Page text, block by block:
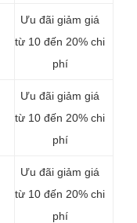
Ưu đãi giảm giá
từ 10 đến 20% chi
phí
Ưu đãi giảm giá
từ 10 đến 20% chi
phí
Ưu đãi giảm giá
từ 10 đến 20% chi
phí